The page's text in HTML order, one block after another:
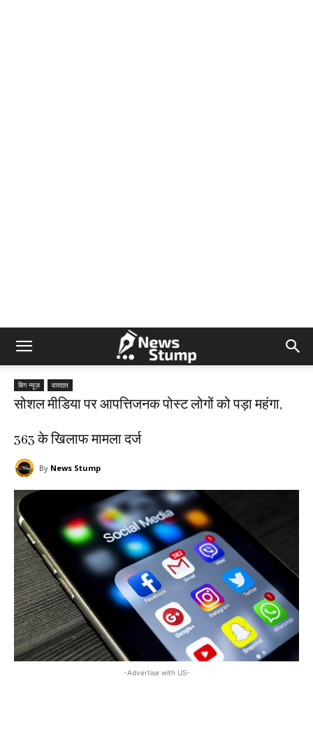
बिग न्यूज़ वारदात
सोशल मीडिया पर आपत्तिजनक पोस्ट लोगों को पड़ा महंगा,
363 के खिलाफ मामला दर्ज
By News Stump
-Advertise with US-